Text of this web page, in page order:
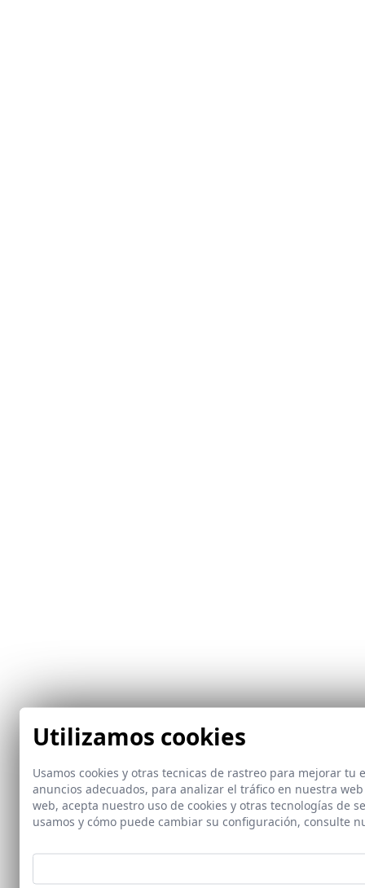
Utilizamos cookies
Usamos cookies y otras tecnicas de rastreo para mejorar
anuncios adecuados, para analizar el tráfico en nuestra
web, acepta nuestro uso de cookies y otras tecnologías de
usamos y cómo puede cambiar su configuración, consulte